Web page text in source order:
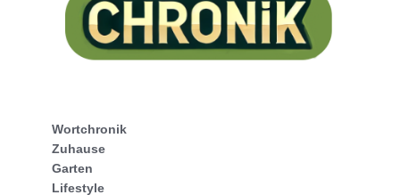
Wortchronik
Zuhause
Garten
Lifestyle